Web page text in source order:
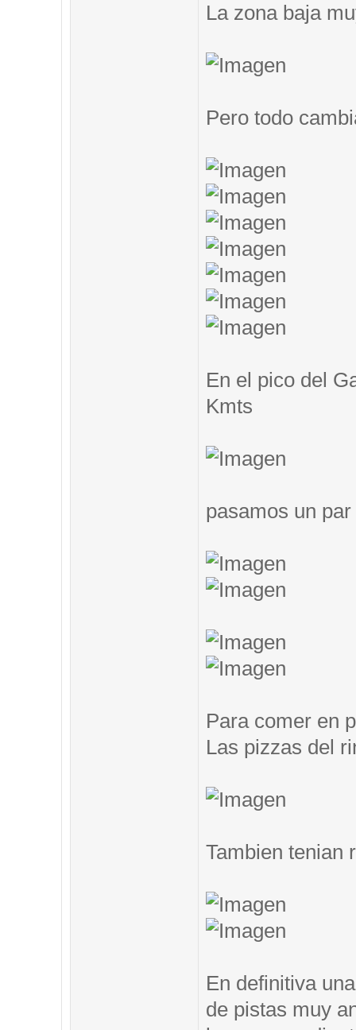
La zona baja
Pero todo
En el pico del
Kmts
pasamos un
Para comer en
Las pizzas del
Tambien tenian
En definitiva
de pistas muy